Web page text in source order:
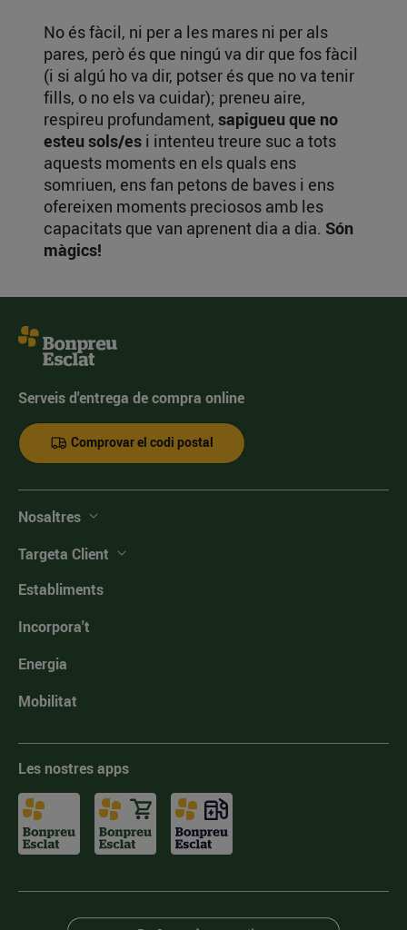
No és fàcil, ni per a les mares ni per als
pares, però és que ningú va dir que fos fàcil
(i si algú ho va dir, potser és que no va tenir
fills, o no els va cuidar); preneu aire,
respireu profundament, sapigueu que no
esteu sols/es i intenteu treure suc a tots
aquests moments en els quals ens
somriuen, ens fan petons de baves i ens
ofereixen moments preciosos amb les
capacitats que van aprenent dia a dia. Són
màgics!
Serveis d'entrega de compra online
Comprovar el codi postal
Nosaltres
Targeta Client
Establiments
Incorpora't
Energia
Mobilitat
Les nostres apps